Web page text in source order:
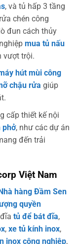
, và tủ hấp 3 tầng
chén công
đun cách thủy
mua tủ nấu
vượt trội.
hút mùi công
chậu rửa giúp
cấp thiết kế nội
phở, như các dự án
đến trải
Việt Nam
hàng Đầm Sen
quyền
tủ để bát đĩa,
, xe tủ kính inox,
inox công nghiệp,